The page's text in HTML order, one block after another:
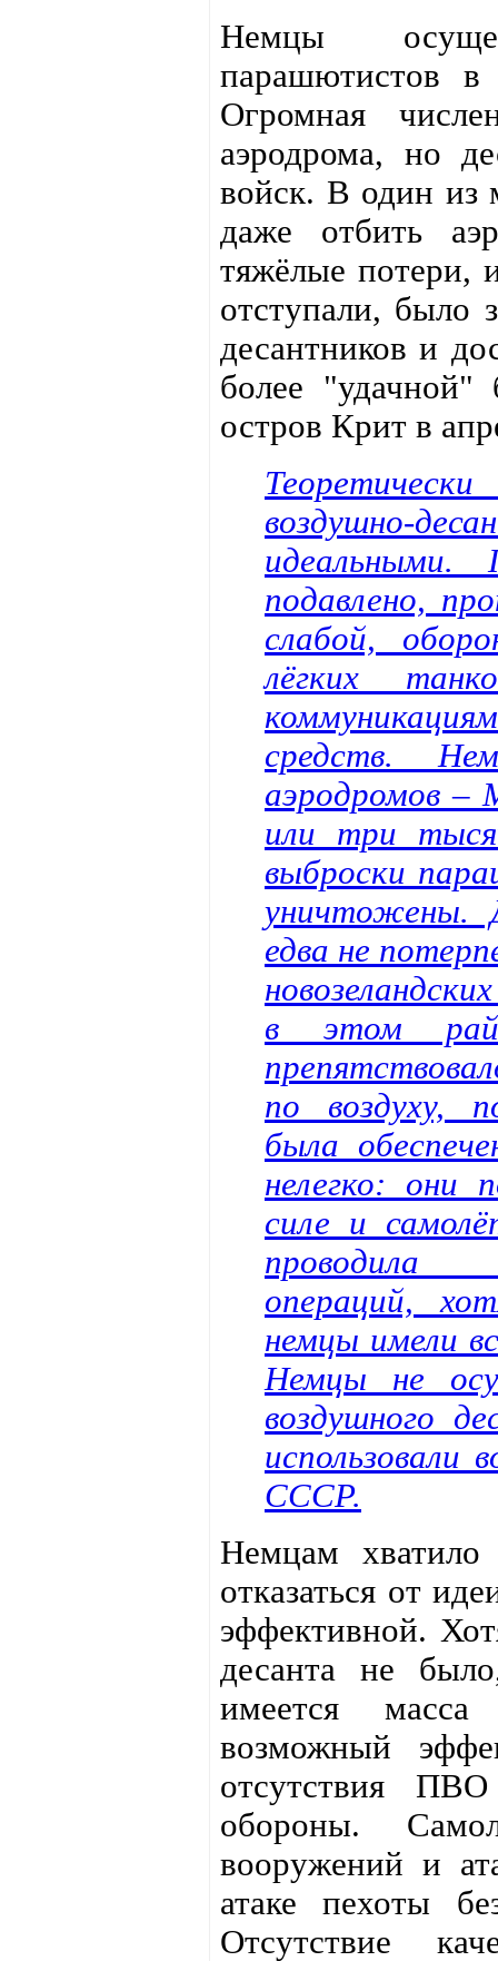
Немцы
парашютистов в
Огромная
аэродрома, но
войск. В один из
даже отбить
тяжёлые потери,
отступали, было
десантников и
более "удачной"
остров Крит в
идеальными.
подавлено,
слабой,
лёгких
средств.
аэродромов –
или три
выброски
уничтожены.
едва не
в этом
по воздуху,
была
нелегко: они
силе и
проводила
операций,
немцы имели
Немцы не
воздушного
использовали
СССР.
Немцам
отказаться от
эффективной.
десанта не
имеется масса
возможный
отсутствия ПВО
обороны.
вооружений и
атаке пехоты
Отсутствие